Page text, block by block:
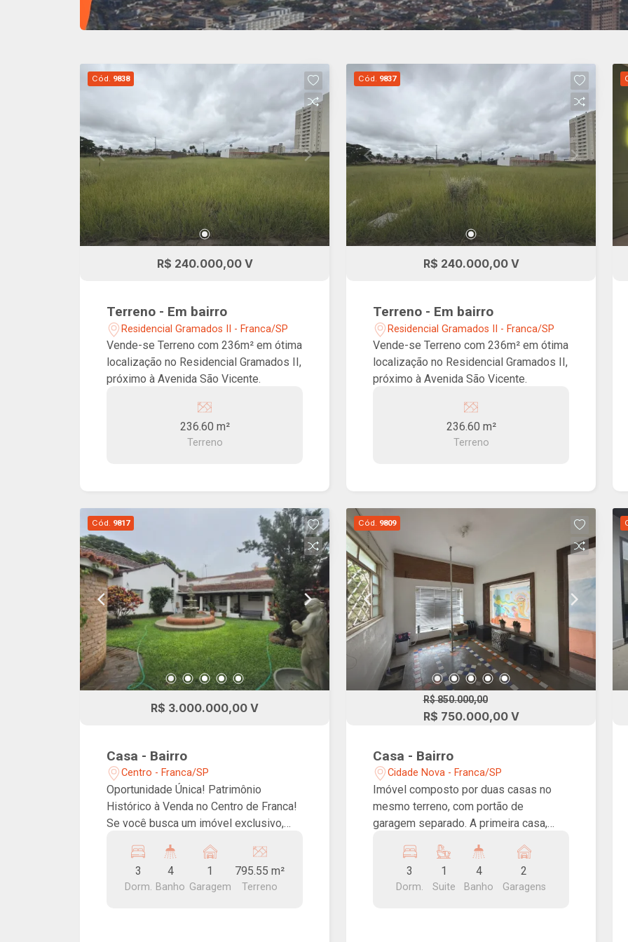
Cód. 9838
R$ 240.000,00 V
Terreno - Em bairro
Residencial Gramados II - Franca/SP
Vende-se Terreno com 236m² em ótima
localização no Residencial Gramados II,
próximo à Avenida São Vicente.
236.60 m²
Terreno
Cód. 9837
R$ 240.000,00 V
Terreno - Em bairro
Residencial Gramados II - Franca/SP
Vende-se Terreno com 236m² em ótima
localização no Residencial Gramados II,
próximo à Avenida São Vicente.
236.60 m²
Terreno
Cód. 9817
R$ 3.000.000,00 V
Casa - Bairro
Centro - Franca/SP
Oportunidade Única! Patrimônio
Histórico à Venda no Centro de Franca!
Se você busca um imóvel exclusivo,
essa é a chance perfeita! Localizada no
coração de Franca, esta belíssima casa
histórica encanta pela arquitetura e pela
3
Dorm.
4
Banho
1
Garagem
795.55 m²
Terreno
Cód. 9809
R$ 850.000,00
R$ 750.000,00 V
Casa - Bairro
Cidade Nova - Franca/SP
Imóvel composto por duas casas no
mesmo terreno, com portão de
garagem separado. A primeira casa,
entrada, sala de TV, sala de jantar
integrada à cozinha americana,
lavanderia aos fundos, 1 quarto e 1
3
Dorm.
1
Suite
4
Banho
2
Garagens